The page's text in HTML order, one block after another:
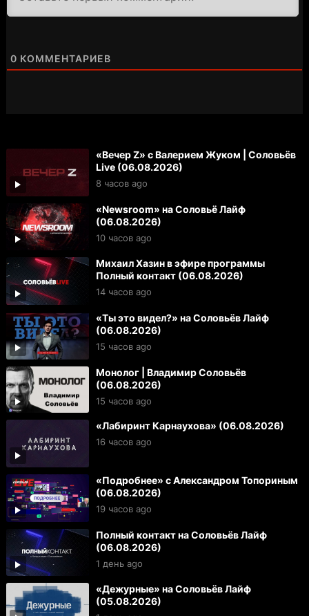
0 КОММЕНТАРИЕВ
«Вечер Z» с Валерием Жуком | Соловьёв
Live (06.08.2026)
8 часов ago
«Newsroom» на Соловьё Лайф
(06.08.2026)
10 часов ago
Михаил Хазин в эфире программы
Полный контакт (06.08.2026)
14 часов ago
«Ты это видел?» на Соловьёв Лайф
(06.08.2026)
15 часов ago
Монолог | Владимир Соловьёв
(06.08.2026)
15 часов ago
«Лабиринт Карнаухова» (06.08.2026)
16 часов ago
«Подробнее» с Александром Топориным
(06.08.2026)
19 часов ago
Полный контакт на Соловьёв Лайф
(06.08.2026)
1 день ago
«Дежурные» на Соловьёв Лайф
(05.08.2026)